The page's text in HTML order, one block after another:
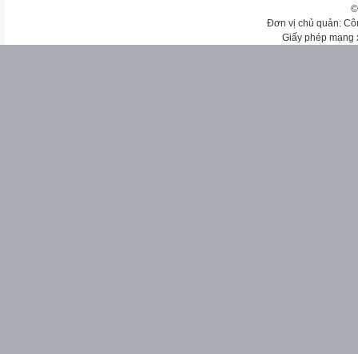
Đơn vị chủ quản:
Giấy phép mạng